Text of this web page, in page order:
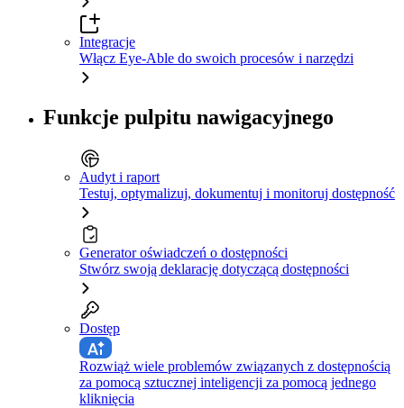
Integracje
Włącz Eye-Able do swoich procesów i narzędzi
Funkcje pulpitu nawigacyjnego
Audyt i raport
Testuj, optymalizuj, dokumentuj i monitoruj dostępność
Generator oświadczeń o dostępności
Stwórz swoją deklarację dotyczącą dostępności
Dostęp
Rozwiąż wiele problemów związanych z dostępnością
za pomocą sztucznej inteligencji za pomocą jednego
kliknięcia